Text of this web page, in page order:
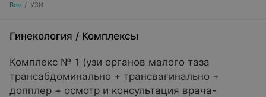
Преимущества диагностики в центре
Все / УЗИ
Гинекология / Комплексы
Комплекс № 1 (узи органов малого таза
трансабдоминально + трансвагинально +
допплер + осмотр и консультация врача-